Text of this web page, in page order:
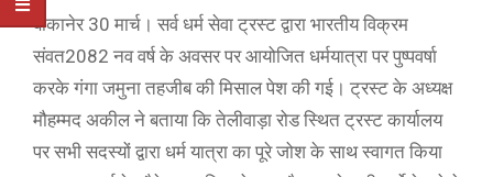
बीकानेर 30 मार्च। सर्व धर्म सेवा ट्रस्ट द्वारा भारतीय विक्रम
संवत2082 नव वर्ष के अवसर पर आयोजित धर्मयात्रा पर पुष्पवर्षा
करके गंगा जमुना तहजीब की मिसाल पेश की गई। ट्रस्ट के अध्यक्ष
मौहम्मद अकील ने बताया कि तेलीवाड़ा रोड स्थित ट्रस्ट कार्यालय
पर सभी सदस्यों द्वारा धर्म यात्रा का पूरे जोश के साथ स्वागत किया